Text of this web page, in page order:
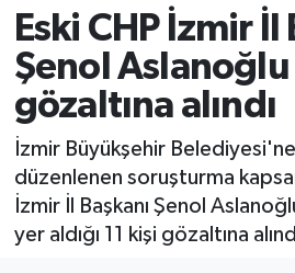
Eski CHP İzmir İl
Şenol
gözaltına alındı
İzmir Büyükşehir
düzenlenen soruşturma
İzmir İl Başkanı Şenol
yer aldığı 11 kişi gözaltına
İZMİR
ÖZEL HABER
Programlar
SPOR